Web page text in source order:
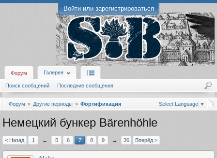
Войти или зарегистрироваться
Форум Галерея
Поиск сообщений Последние сообщения
Select Language ▼
Форум Другие периоды Фортификация
Немецкий бункер Bärenhöhle
< Назад 1 ← 5 6 7 8 9 → 36 Вперёд >